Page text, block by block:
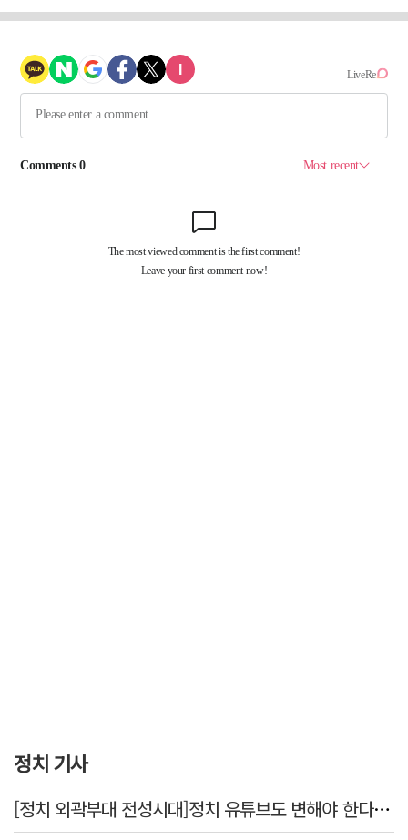
정치 기사
[정치 외곽부대 전성시대]정치 유튜브도 변해야 한다 "화합과 존중"